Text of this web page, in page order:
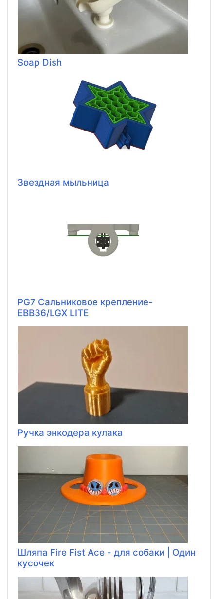
Soap Dish
Звездная мыльница
PG7 Сальниковое крепление-
EBB36/LGX LITE
Ручка энкодера кулака
Шляпа Fire Fist Ace - для собаки | Один
кусочек